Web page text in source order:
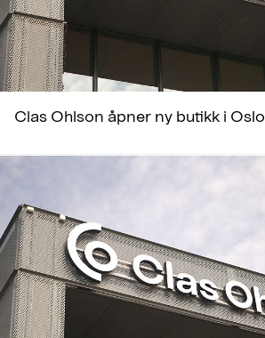
Clas Ohlson åpner ny butikk i Oslo